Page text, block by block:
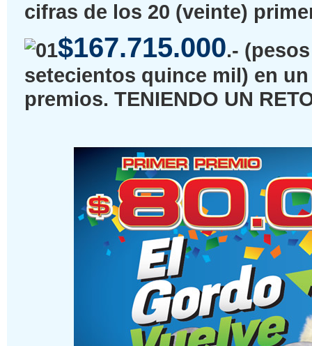
cifras de los 20 (veinte)
$167.715.000.-
setecientos quince mil) en
premios. TENIENDO UN